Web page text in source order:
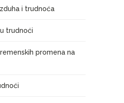
i trudnoća
trudnoći
promena na